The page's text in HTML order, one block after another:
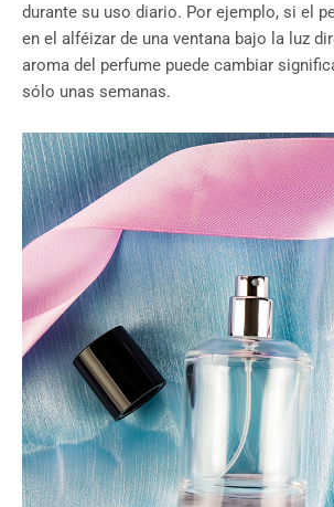
durante su uso diario. Por ejemplo, si el
en el alféizar de una ventana bajo la luz
aroma del perfume puede cambiar
sólo unas semanas.